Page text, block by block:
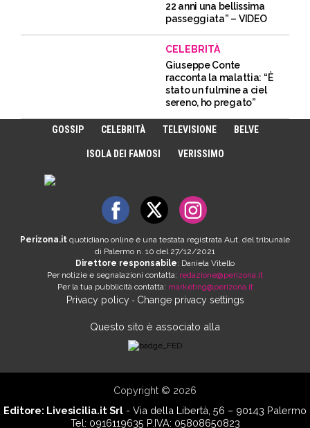
22 anni una bellissima
passeggiata” – VIDEO
CELEBRITÀ
Giuseppe Conte
racconta la malattia: “È
stato un fulmine a ciel
sereno, ho pregato”
GOSSIP CELEBRITÀ TELEVISIONE BELVE
ISOLA DEI FAMOSI VERISSIMO
Perizona.it quotidiano online è una testata registrata Aut. del tribunale
di Palermo n. 10 del 27/12/2021
Direttore responsabile: Daniela Vitello
Per notizie e segnalazioni contatta: redazione@perizona.it
Per la tua pubblicità contatta: marketing@perizona.it
Privacy policy- Change privacy settings
Questo sito è associato alla
Copyright © 2026
Editore: Livesicilia.it Srl - Via della Libertà, 56 – 90143 Palermo
Tel: 0916119635 P.IVA: 05808650823